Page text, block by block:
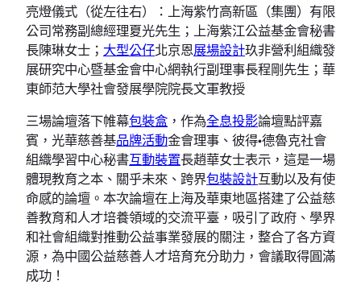
亮燈儀式（從左往右）：上海紫竹高新區（集團）有限
公司常務副總經理夏光先生；上海紫江公益基金會秘書
長陳琳女士； 大型公仔北京恩展場設計玖非營利組織發
展研究中心暨基金會中心網執行副理事長程剛先生；華
東師范大學社會發展學院院長文軍教授
三場論壇落下帷幕包裝盒 ，作為全息投影論壇點評嘉
賓，光華慈善基品牌活動金會理事、彼得•德魯克社會
組織學習中心秘書互動裝置長趙華女士表示，這是一場
體現教育之本、關乎未來、跨界包裝設計互動以及有使
命感的論壇。本次論壇在上海及華東地區搭建了公益慈
善教育和人才培養領域的交流平臺，吸引了政府、學界
和社會組織對推動公益事業發展的關注，整合了各方資
源，為中國公益慈善人才培育充分助力，會議取得圓滿
成功！